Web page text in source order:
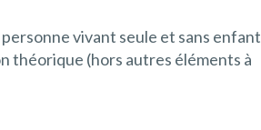
personne vivant seule et sans enfant
théorique (hors autres éléments à